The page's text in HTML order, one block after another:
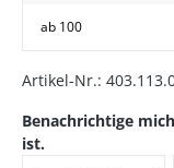
ab 100
Artikel-Nr.:
Benachrichtige
ist.